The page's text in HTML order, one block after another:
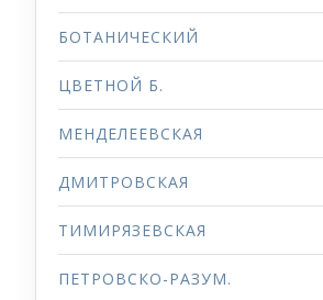
БОТАНИЧЕСКИЙ
ЦВЕТНОЙ Б.
МЕНДЕЛЕЕВСКАЯ
ДМИТРОВСКАЯ
ТИМИРЯЗЕВСКАЯ
ПЕТРОВСКО-РАЗУМ.